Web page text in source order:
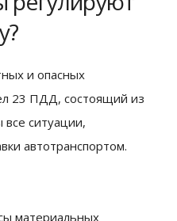
и опасных
23 ПДД, состоящий из
ситуации,
автотранспортом.
материальных